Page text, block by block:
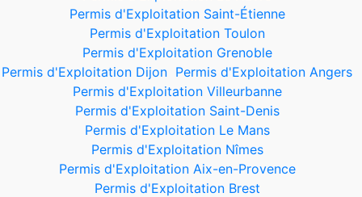
Permis d'Exploitation Saint-Étienne
Permis d'Exploitation Toulon
Permis d'Exploitation Grenoble
Permis d'Exploitation Dijon Permis d'Exploitation Angers
Permis d'Exploitation Villeurbanne
Permis d'Exploitation Saint-Denis
Permis d'Exploitation Le Mans
Permis d'Exploitation Nîmes
Permis d'Exploitation Aix-en-Provence
Permis d'Exploitation Brest